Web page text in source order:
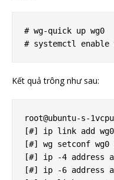
# wg-quick up wg0
# systemctl enable
Kết quả trông như sau:
root@ubuntu-s-
[#] ip link add
[#] wg setconf
[#] ip -4 address
[#] ip -6 address